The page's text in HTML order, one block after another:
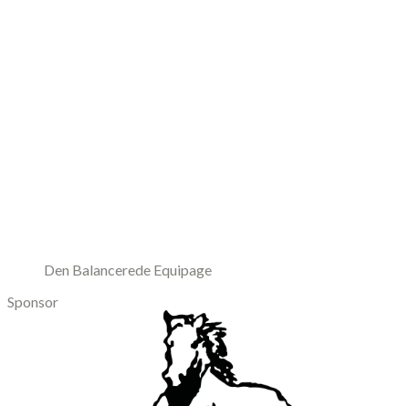
Den Balancerede Equipage
Sponsor